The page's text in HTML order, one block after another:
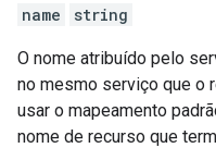
name
string
O nome atribuído pelo
no mesmo serviço que o
usar o mapeamento
nome de recurso que